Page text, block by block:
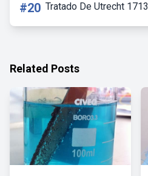
#20 Tratado De Utrecht 1713
Related Posts